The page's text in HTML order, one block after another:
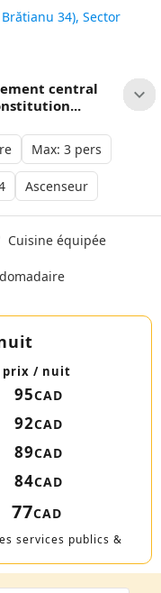
34), Sector
central
Max: 3 pers
Ascenseur
Cuisine équipée
prix / nuit
95CAD
92CAD
89CAD
84CAD
77CAD
services publics &